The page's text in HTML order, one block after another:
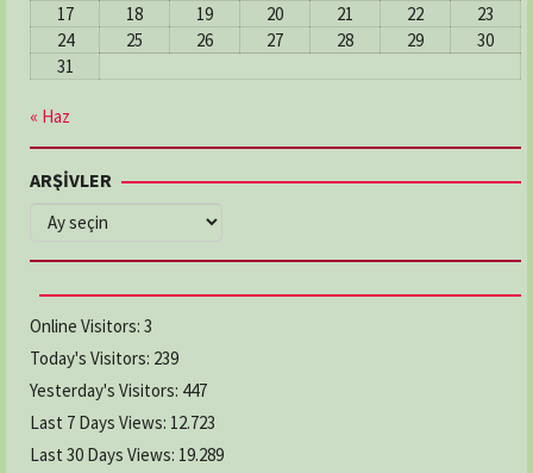
17
18 19 20 21 22
23
24
25 26 27 28 29
30
31
« Haz
ARŞİVLER
ARŞİVLER
Online Visitors: 3
Today's Visitors: 239
Yesterday's Visitors: 447
Last 7 Days Views: 12.723
Last 30 Days Views: 19.289